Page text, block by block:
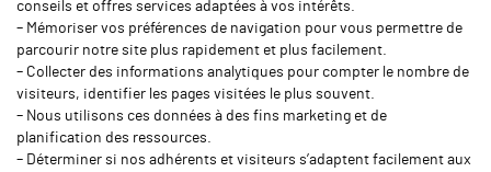
conseils et offres services adaptées à vos intérêts.
– Mémoriser vos préférences de navigation pour vous permettre de
parcourir notre site plus rapidement et plus facilement.
– Collecter des informations analytiques pour compter le nombre de
visiteurs, identifier les pages visitées le plus souvent.
– Nous utilisons ces données à des fins marketing et de
planification des ressources.
– Déterminer si nos adhérents et visiteurs s’adaptent facilement aux